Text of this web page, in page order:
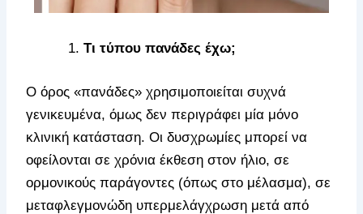
Τι τύπου πανάδες έχω;
Ο όρος «πανάδες» χρησιμοποιείται συχνά
γενικευμένα, όμως δεν περιγράφει μία μόνο
κλινική κατάσταση. Οι δυσχρωμίες μπορεί να
οφείλονται σε χρόνια έκθεση στον ήλιο, σε
ορμονικούς παράγοντες (όπως στο μέλασμα), σε
μεταφλεγμονώδη υπερμελάγχρωση μετά από